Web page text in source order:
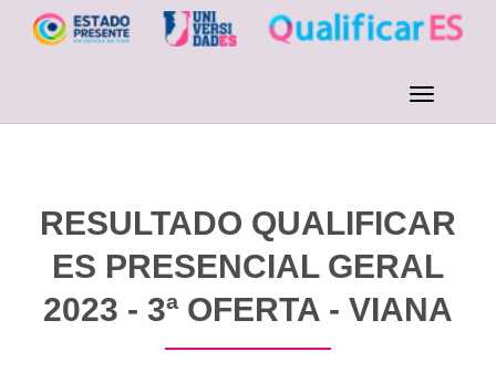
RESULTADO QUALIFICAR
ES PRESENCIAL GERAL
2023 - 3ª OFERTA - VIANA